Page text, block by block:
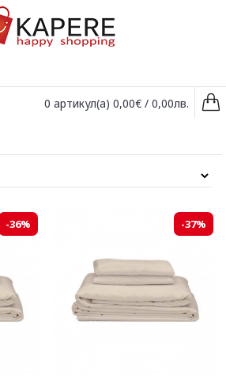
0 артикул(а) 0,00€ / 0,00лв.
-36% -37%